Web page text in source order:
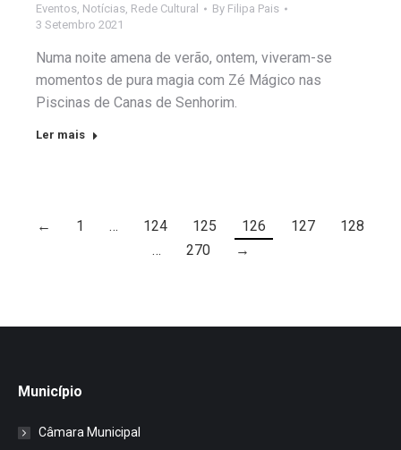
Eventos, Notícias, Rede Cultural By Filipa Pais
3 Setembro 2021
Numa noite amena de verão, ontem, viveram-se
momentos de pura magia com Zé Mágico nas
Piscinas de Canas de Senhorim.
Ler mais
← 1 … 124 125 126 127
128
…
270 →
Município
Câmara Municipal